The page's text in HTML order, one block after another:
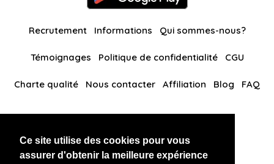
Ce site utilise des cookies pour vous
assurer d'obtenir la meilleure expérience
Recrutement Informations Qui sommes-nous?
Témoignages Politique de confidentialité CGU
Charte qualité Nous contacter Affiliation Blog FAQ
BlackAndBeauties RussianKisses